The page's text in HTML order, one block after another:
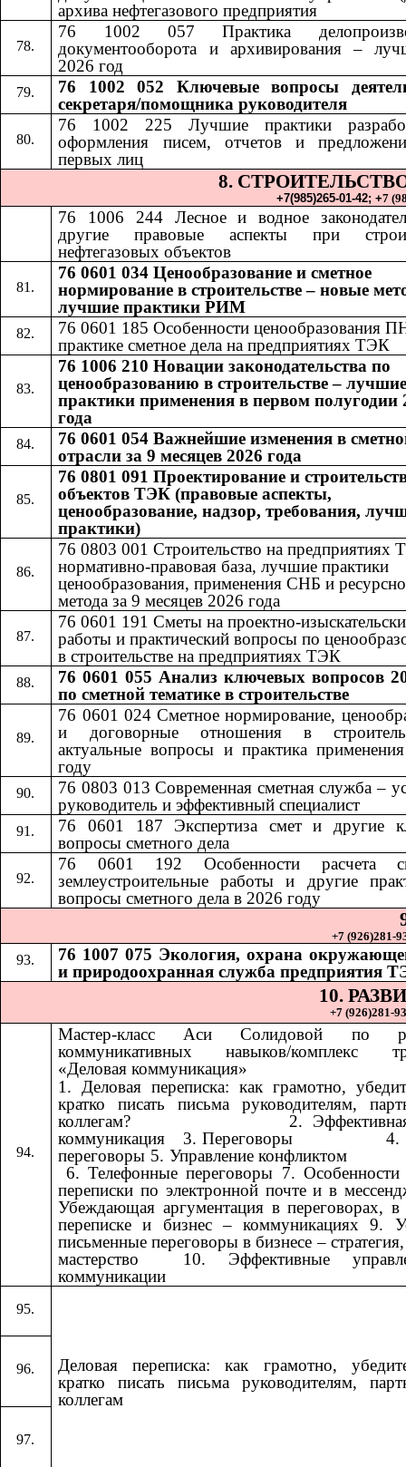
архива нефтегазового предприятия
76 1002 057 Практика
документооборота и архивирования –
2026 год
76 1002 052​​ Ключевые вопросы
секретаря/помощника руководителя
76 1002 225 Лучшие практики
оформления писем, отчетов и
первых лиц
8.
+7(985)265-01-42;​​+7
76 1006 244​​ Лесное и водное
другие правовые аспекты при
нефтегазовых объектов
76 0601 034 Ценообразование и сметное
нормирование в строительстве – новые
лучшие практики РИМ
76 0601 185 ​​Особенности ценообразования
практике сметное дела на предприятиях ТЭК
76 1006 210 Новации законодательства по
ценообразованию в строительстве –
практики применения в первом полугодии
года
76 0601 054 Важнейшие изменения в
отрасли за 9 месяцев 2026 года
76 0801 091 Проектирование и
объектов ТЭК (правовые аспекты,
ценообразование, надзор, требования,
практики)
76 0803 001 Строительство на предприятиях
нормативно-правовая база, лучшие практики
ценообразования, применения СНБ и
метода за 9 месяцев 2026 года
76 0601​​ 191​​Сметы на проектно-
работы и практический вопросы по
в строительстве на предприятиях ТЭК
76 0601 055 Анализ ключевых вопросов
по сметной тематике в строительстве
76 0601 024 Сметное нормирование,
и договорные отношения в
актуальные вопросы и практика
году
76 0803 013 Современная сметная служба –
руководитель и эффективный специалист
76 0601 187 Экспертиза смет и другие
вопросы сметного дела
76 0601 192 ​​Особенности расчета
землеустроительные работы и другие
вопросы сметного дела в 2026 году
+7 (926)281-
76 1007 075 Экология, охрана
и природоохранная служба предприятия
10.
+7 (926)281-
Мастер-класс Аси Солидовой по
коммуникативных навыков/комплекс
«Деловая коммуникация»
1. Деловая переписка: как грамотно,
кратко писать письма руководителям,
коллегам? ​​ ​​ ​​ ​​ ​​ ​​ ​​ ​​ ​​ ​​ ​​ ​​ ​​ ​​ ​​​​ 2. Эффективная
коммуникация ​​​​ 3. Переговоры ​​ ​​ ​​ ​​ ​​ ​​ ​​ ​​ ​​ ​​ ​​ ​​ ​​ ​​​​ 4.
переговоры 5. Управление конфликтом
6. Телефонные переговоры 7. Особенности
переписки по электронной почте и в
Убеждающая аргументация в переговорах, в
переписке и бизнес – коммуникациях 9.
письменные переговоры в бизнесе – стратегия,
мастерство ​​ 10. Эффективные
коммуникации​​
Деловая переписка: как грамотно,
кратко писать письма руководителям,
коллегам